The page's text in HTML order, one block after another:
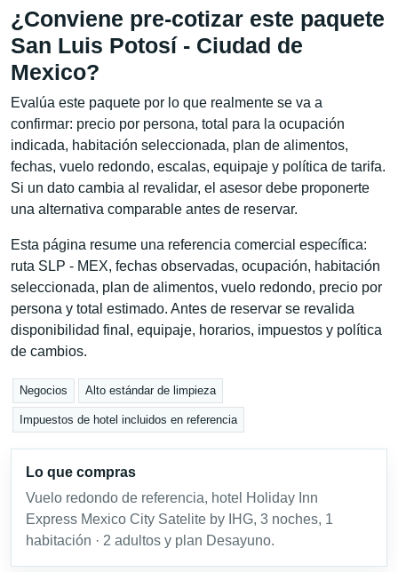
¿Conviene pre-cotizar este paquete
San Luis Potosí - Ciudad de
Mexico?
Evalúa este paquete por lo que realmente se va a
confirmar: precio por persona, total para la ocupación
indicada, habitación seleccionada, plan de alimentos,
fechas, vuelo redondo, escalas, equipaje y política de tarifa.
Si un dato cambia al revalidar, el asesor debe proponerte
una alternativa comparable antes de reservar.
Esta página resume una referencia comercial específica:
ruta SLP - MEX, fechas observadas, ocupación, habitación
seleccionada, plan de alimentos, vuelo redondo, precio por
persona y total estimado. Antes de reservar se revalida
disponibilidad final, equipaje, horarios, impuestos y política
de cambios.
Negocios Alto estándar de limpieza
Impuestos de hotel incluidos en referencia
Lo que compras
Vuelo redondo de referencia, hotel Holiday Inn
Express Mexico City Satelite by IHG, 3 noches, 1
habitación · 2 adultos y plan Desayuno.